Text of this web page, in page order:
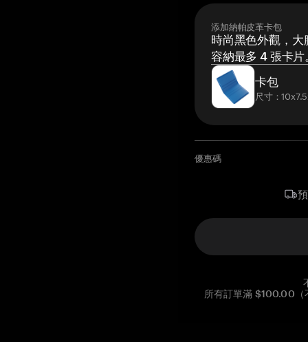
添加納帕皮革卡包
時尚黑色外觀，大
容納最多 4 張卡片
卡包
尺寸：
優惠碼
所有訂單滿 $100.00（